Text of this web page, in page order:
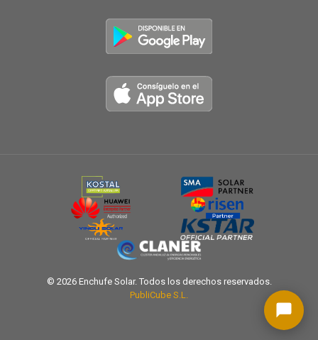
© 2026 Enchufe Solar. Todos los derechos reservados.
PubliCube S.L.